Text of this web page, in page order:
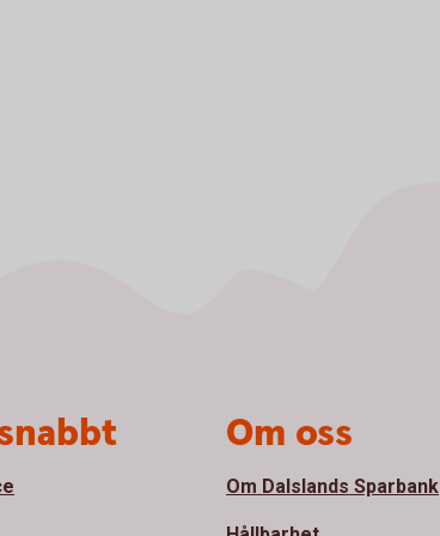
Om oss
Om Dalslands Sparbank